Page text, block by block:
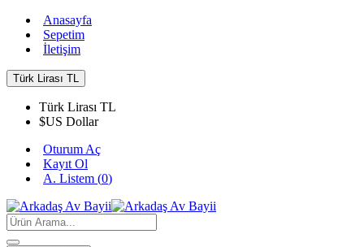
Anasayfa
Sepetim
İletişim
Türk Lirası TL
Türk Lirası TL
$US Dollar
Oturum Aç
Kayıt Ol
A. Listem (0)